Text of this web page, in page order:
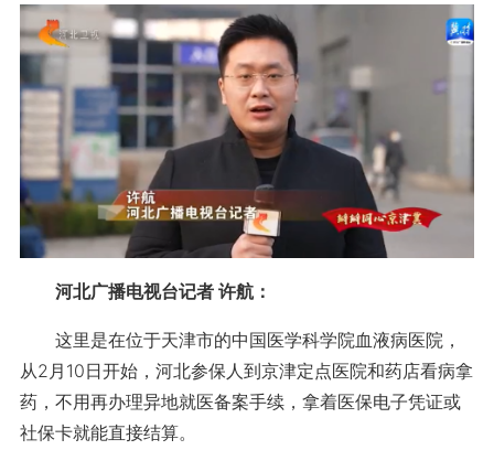
河北广播电视台记者 许航：
这里是在位于天津市的中国医学科学院血液病医院，
从2月10日开始，河北参保人到京津定点医院和药店看病拿
药，不用再办理异地就医备案手续，拿着医保电子凭证或
社保卡就能直接结算。